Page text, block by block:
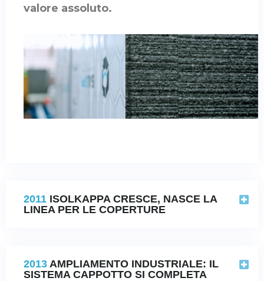
valore assoluto.
2011 ISOLKAPPA CRESCE, NASCE LA
LINEA PER LE COPERTURE
2013 AMPLIAMENTO INDUSTRIALE: IL
SISTEMA CAPPOTTO SI COMPLETA